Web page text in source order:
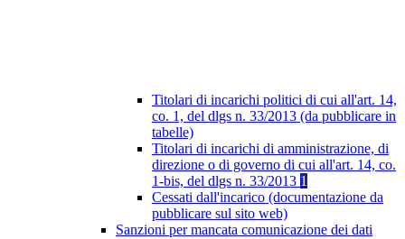
Titolari di incarichi politici di cui all'art. 14,
co. 1, del dlgs n. 33/2013 (da pubblicare in
tabelle)
Titolari di incarichi di amministrazione, di
direzione o di governo di cui all'art. 14, co.
1-bis, del dlgs n. 33/2013 1
Cessati dall'incarico (documentazione da
pubblicare sul sito web)
Sanzioni per mancata comunicazione dei dati